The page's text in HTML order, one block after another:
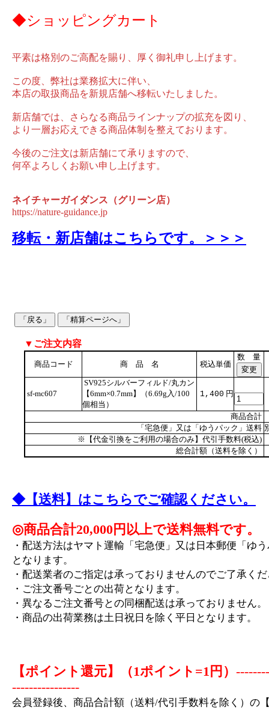
◆ショッピングカート
平素は格別のご高配を賜り、厚く御礼申し上げます。
この度、弊社は業務拡大に伴い、
本店の取扱商品を新規店舗へ移転いたしました。
新店舗では、さらなる商品ラインナップの拡充を図り、
より一層お応えできる商品体制を整えております。
今後のご注文は新店舗にて承りますので、
何卒よろしくお願い申し上げます。
ネイチャーガイダンス（グリーン店）
https://nature-guidance.jp
移転・新店舗はこちらです。＞＞＞
▼ご注文内容
商品コード 商 品 名 税込単価
数 量
sf-mc607
SV925シルバーフィルド/丸カン
【6mm×0.7mm】（6.69g入/100
個相当）
1,400 円
商品合計
「宅急便」又は「ゆうパック」送料
※【代金引換をご利用の場合のみ】代引手数料(税込)
総合計額（送料を除く）
◆【送料】はこちらでご確認ください。
◎商品合計20,000円以上で送料無料です。
・配送方法はヤマト運輸「宅急便」又は日本郵便「ゆ
となります。
・配送業者のご指定は承っておりませんのでご了承く
・ご注文番号ごとの出荷となります。
・異なるご注文番号との同梱配送は承っておりません。
・商品の出荷業務は土日祝日を除く平日となります。
【ポイント還元】（1ポイント=1円）
----------------
会員登録後、商品合計額（送料/代引手数料を除く）の